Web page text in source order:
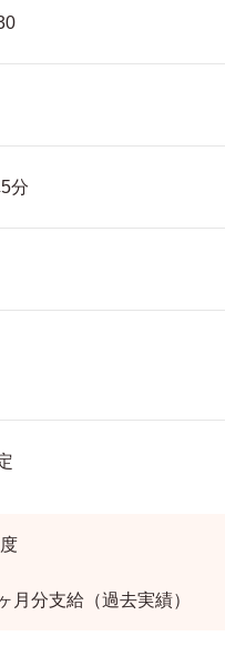
分
分支給（過去実績）